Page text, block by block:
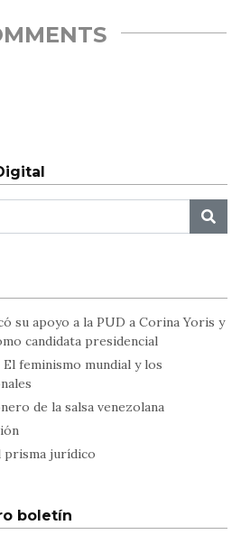
su apoyo a la PUD a Corina Yoris y
candidata presidencial
feminismo mundial y los
de la salsa venezolana
prisma jurídico
boletín